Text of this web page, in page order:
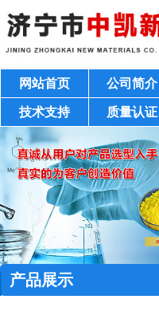
网站首页 公司简介
技术支持 质量认证
产品展示